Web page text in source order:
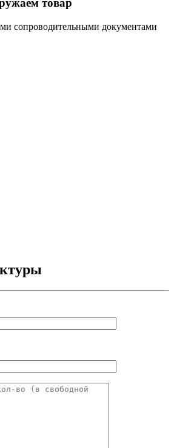
товар
сопроводительными документами